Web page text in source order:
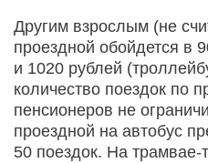
Другим взрослым (не
проездной обойдется в
и 1020 рублей
количество поездок по
пенсионеров не
проездной на автобус
50 поездок. На трамвае-